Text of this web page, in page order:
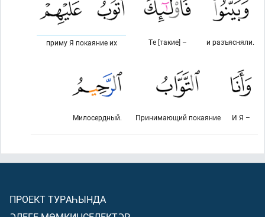
и разъясняли.
Те [такие] –
приму Я покаяние их
И Я –
Принимающий покаяние
Милосердный.
ПРОЕКТ ТУРАҺЫНДА